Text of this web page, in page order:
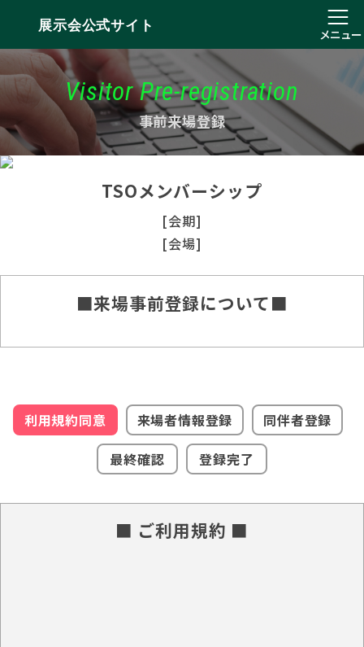
展示会公式サイト
メニュー
Visitor Pre-registration
事前来場登録
TSOメンバーシップ
[会期]
[会場]
■来場事前登録について■
利用規約同意 来場者情報登録
同伴者登録
最終確認
登録完了
■ ご利用規約 ■